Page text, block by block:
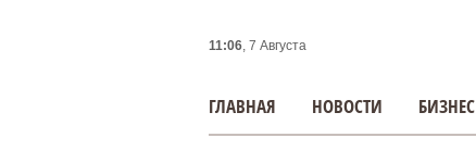
11:06, 7 Августа
ГЛАВНАЯ НОВОСТИ БИЗНЕС